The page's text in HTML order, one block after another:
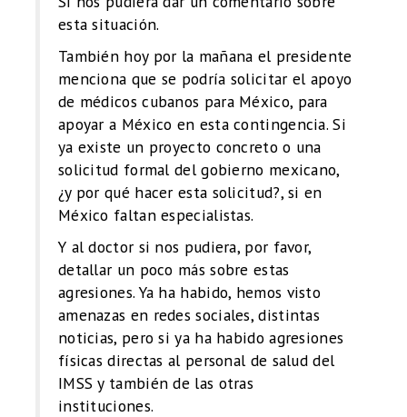
esta situación.
También hoy por la mañana el presidente
menciona que se podría solicitar el apoyo
de médicos cubanos para México, para
apoyar a México en esta contingencia. Si
ya existe un proyecto concreto o una
solicitud formal del gobierno mexicano,
¿y por qué hacer esta solicitud?, si en
México faltan especialistas.
Y al doctor si nos pudiera, por favor,
detallar un poco más sobre estas
agresiones. Ya ha habido, hemos visto
amenazas en redes sociales, distintas
noticias, pero si ya ha habido agresiones
físicas directas al personal de salud del
IMSS y también de las otras
instituciones.